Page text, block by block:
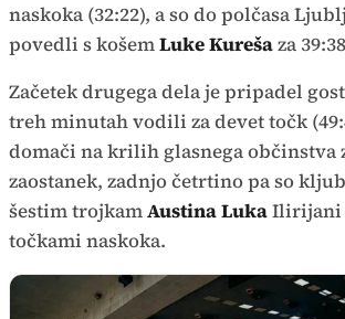
naskoka (32:22), a so do polčasa
povedli s košemLuke Kurešaza
Začetek drugega dela je pripadel
treh minutah vodili za devet točk
domači na krilih glasnega občinstva
zaostanek, zadnjo četrtino pa so
šestim trojkamAustina LukaIlirijani
točkami naskoka.